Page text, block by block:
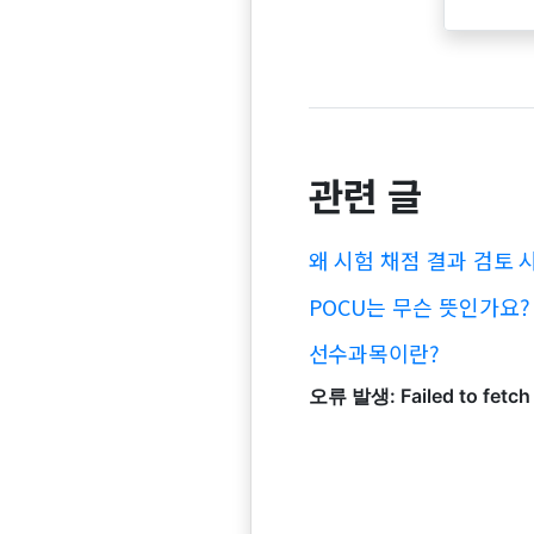
관련 글
왜 시험 채점 결과 검토
POCU는 무슨 뜻인가요?
선수과목이란?